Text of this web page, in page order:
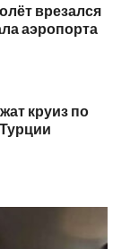
врезался
аэропорта
круиз по